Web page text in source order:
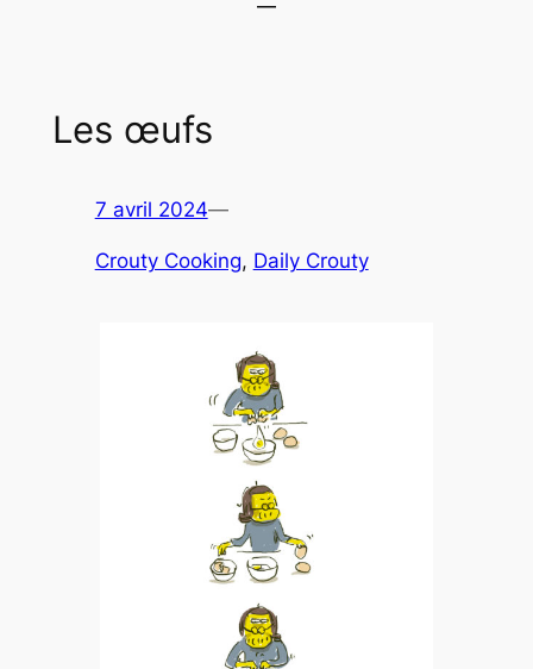
Les œufs
7 avril 2024—
Crouty Cooking, Daily Crouty